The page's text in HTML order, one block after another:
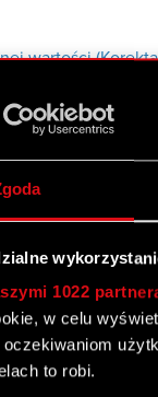
1022
w celu
oczekiwaniom
to robi.
wartości
dot. zawartej